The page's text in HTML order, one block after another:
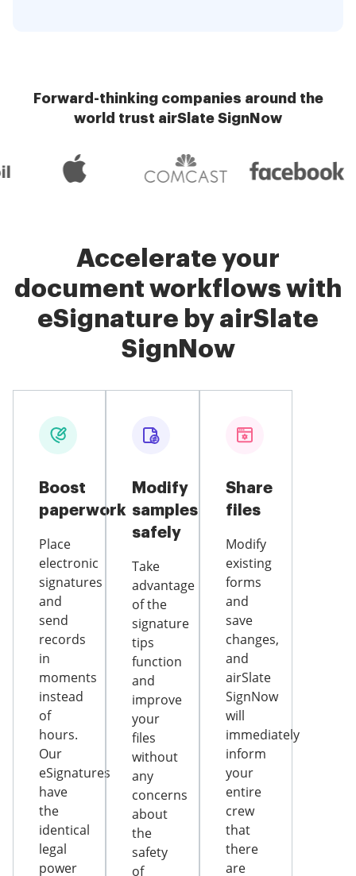
Forward-thinking companies around the
world trust airSlate SignNow
Accelerate your
document workflows with
eSignature by airSlate
SignNow
Boost
paperwork
Place
electronic
signatures
and
send
records
in
moments
instead
of
hours.
Our
eSignatures
have
the
identical
legal
power
Modify
samples
safely
Take
advantage
of the
signature
tips
function
and
improve
your
files
without
any
concerns
about
the
safety
of
Share
files
Modify
existing
forms
and
save
changes,
and
airSlate
SignNow
will
immediately
inform
your
entire
crew
that
there
are